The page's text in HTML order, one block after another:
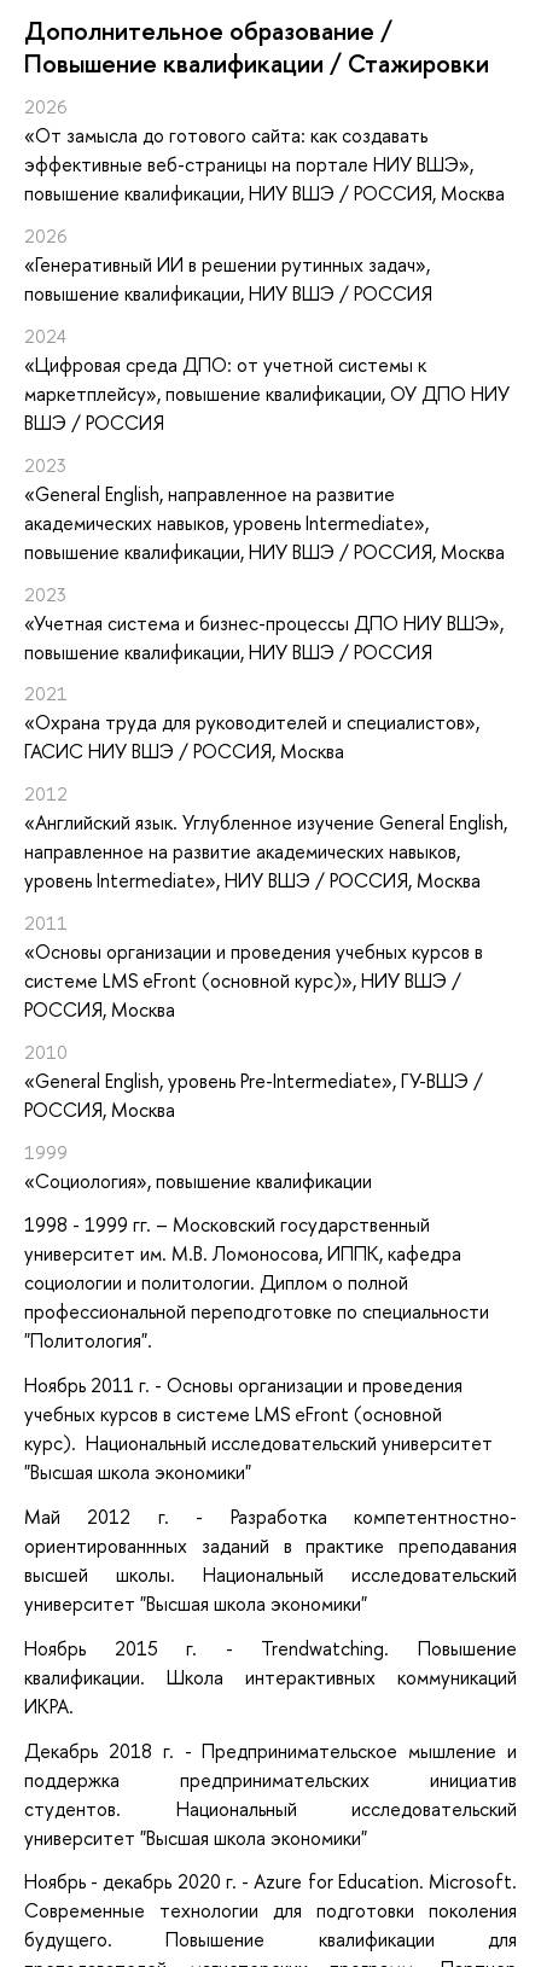
Дополнительное образование /
Повышение квалификации / Стажировки
2026
«От замысла до готового сайта: как создавать
эффективные веб-страницы на портале НИУ ВШЭ»,
повышение квалификации, НИУ ВШЭ / РОССИЯ, Москва
2026
«Генеративный ИИ в решении рутинных задач»,
повышение квалификации, НИУ ВШЭ / РОССИЯ
2024
«Цифровая среда ДПО: от учетной системы к
маркетплейсу», повышение квалификации, ОУ ДПО НИУ
ВШЭ / РОССИЯ
2023
«General English, направленное на развитие
академических навыков, уровень Intermediate»,
повышение квалификации, НИУ ВШЭ / РОССИЯ, Москва
2023
«Учетная система и бизнес-процессы ДПО НИУ ВШЭ»,
повышение квалификации, НИУ ВШЭ / РОССИЯ
2021
«Охрана труда для руководителей и специалистов»,
ГАСИС НИУ ВШЭ / РОССИЯ, Москва
2012
«Английский язык. Углубленное изучение General English,
направленное на развитие академических навыков,
уровень Intermediate», НИУ ВШЭ / РОССИЯ, Москва
2011
«Основы организации и проведения учебных курсов в
системе LMS eFront (основной курс)», НИУ ВШЭ /
РОССИЯ, Москва
2010
«General English, уровень Pre-Intermediate», ГУ-ВШЭ /
РОССИЯ, Москва
1999
«Социология», повышение квалификации
1998 - 1999 гг. – Московский государственный
университет им. М.В. Ломоносова, ИППК, кафедра
социологии и политологии. Диплом о полной
профессиональной переподготовке по специальности
"Политология".
Ноябрь 2011 г. - Основы организации и проведения
учебных курсов в системе LMS eFront (основной
курс). Национальный исследовательский университет
"Высшая школа экономики"
Май 2012 г. - Разработка компетентностно-
ориентированнных заданий в практике преподавания
высшей школы. Национальный исследовательский
университет "Высшая школа экономики"
Ноябрь 2015 г. - Trendwatching. Повышение
квалификации. Школа интерактивных коммуникаций
ИКРА.
Декабрь 2018 г. - Предпринимательское мышление и
поддержка предпринимательских инициатив
студентов. Национальный исследовательский
университет "Высшая школа экономики"
Ноябрь - декабрь 2020 г. - Azure for Education. Microsoft.
Современные технологии для подготовки поколения
будущего. Повышение квалификации для